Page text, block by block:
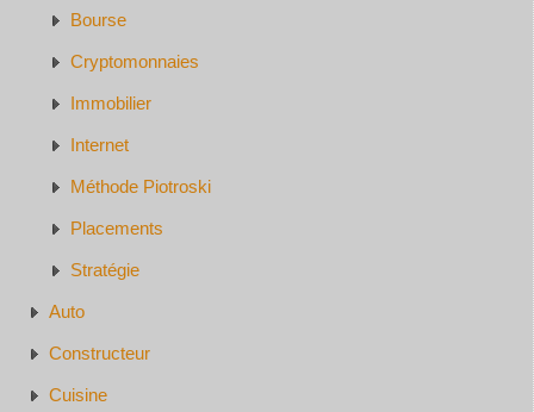
Bourse
Cryptomonnaies
Immobilier
Internet
Méthode Piotroski
Placements
Stratégie
Auto
Constructeur
Cuisine